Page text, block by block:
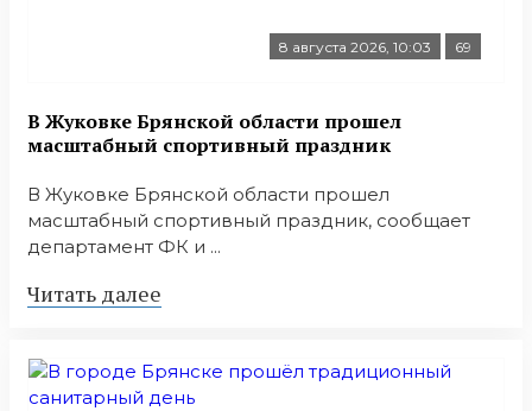
8 августа 2026, 10:03 69
В Жуковке Брянской области прошел
масштабный спортивный праздник
В Жуковке Брянской области прошел
масштабный спортивный праздник, сообщает
департамент ФК и ...
Читать далее